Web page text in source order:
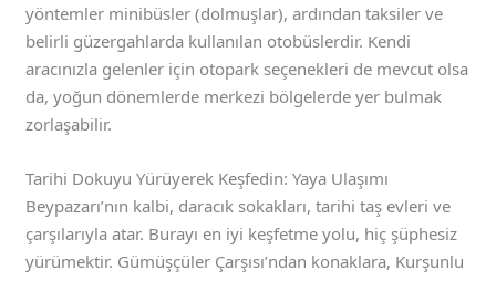
yöntemler minibüsler (dolmuşlar), ardından taksiler ve
belirli güzergahlarda kullanılan otobüslerdir. Kendi
aracınızla gelenler için otopark seçenekleri de mevcut olsa
da, yoğun dönemlerde merkezi bölgelerde yer bulmak
zorlaşabilir.
Tarihi Dokuyu Yürüyerek Keşfedin: Yaya Ulaşımı
Beypazarı’nın kalbi, daracık sokakları, tarihi taş evleri ve
çarşılarıyla atar. Burayı en iyi keşfetme yolu, hiç şüphesiz
yürümektir. Gümüşçüler Çarşısı’ndan konaklara, Kurşunlu